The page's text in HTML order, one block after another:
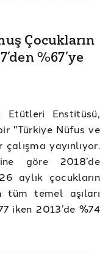
Çocukların
%67’ye
Etütleri Enstitüsü,
"Türkiye Nüfus ve
yayınlıyor.
göre 2018’de
aylık çocukların
tüm temel aşıları
iken 2013’de %74